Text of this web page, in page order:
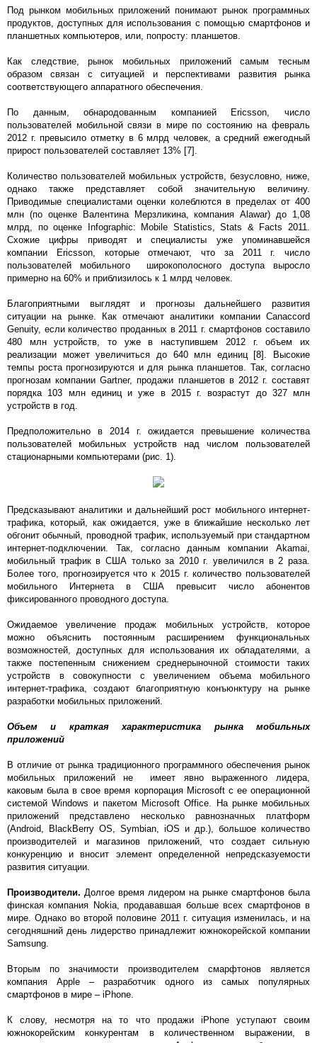
Под рынком мобильных приложений понимают рынок программных
продуктов, доступных для использования с помощью смартфонов и
планшетных компьютеров, или, попросту: планшетов.
Как следствие, рынок мобильных приложений самым тесным
образом связан с ситуацией и перспективами развития рынка
соответствующего аппаратного обеспечения.
По данным, обнародованным компанией Ericsson, число
пользователей мобильной связи в мире по состоянию на февраль
2012 г. превысило отметку в 6 млрд человек, а средний ежегодный
прирост пользователей составляет 13% [7].
Количество пользователей мобильных устройств, безусловно, ниже,
однако также представляет собой значительную величину.
Приводимые специалистами оценки колеблются в пределах от 400
млн (по оценке Валентина Мерзликина, компания Alawar) до 1,08
млрд, по оценке Infographic: Mobile Statistics, Stats & Facts 2011.
Схожие цифры приводят и специалисты уже упоминавшейся
компании Ericsson, которые отмечают, что за 2011 г. число
пользователей мобильного широкополосного доступа выросло
примерно на 60% и приблизилось к 1 млрд человек.
Благоприятными выглядят и прогнозы дальнейшего развития
ситуации на рынке. Как отмечают аналитики компании Canaccord
Genuity, если количество проданных в 2011 г. смартфонов составило
480 млн устройств, то уже в наступившем 2012 г. объем их
реализации может увеличиться до 640 млн единиц [8]. Высокие
темпы роста прогнозируются и для рынка планшетов. Так, согласно
прогнозам компании Gartner, продажи планшетов в 2012 г. составят
порядка 103 млн единиц и уже в 2015 г. возрастут до 327 млн
устройств в год.
Предположительно в 2014 г. ожидается превышение количества
пользователей мобильных устройств над числом пользователей
стационарными компьютерами (рис. 1).
Предсказывают аналитики и дальнейший рост мобильного интернет-
трафика, который, как ожидается, уже в ближайшие несколько лет
обгонит обычный, проводной трафик, используемый при стандартном
интернет-подключении. Так, согласно данным компании Akamai,
мобильный трафик в США только за 2010 г. увеличился в 2 раза.
Более того, прогнозируется что к 2015 г. количество пользователей
мобильного Интернета в США превысит число абонентов
фиксированного проводного доступа.
Ожидаемое увеличение продаж мобильных устройств, которое
можно объяснить постоянным расширением функциональных
возможностей, доступных для использования их обладателями, а
также постепенным снижением среднерыночной стоимости таких
устройств в совокупности с увеличением объема мобильного
интернет-трафика, создают благоприятную конъюнктуру на рынке
разработки мобильных приложений.
Объем и краткая характеристика рынка мобильных
приложений
В отличие от рынка традиционного программного обеспечения рынок
мобильных приложений не имеет явно выраженного лидера,
каковым была в свое время корпорация Microsoft с ее операционной
системой Windows и пакетом Microsoft Office. На рынке мобильных
приложений представлено несколько равнозначных платформ
(Android, BlackBerry OS, Symbian, iOS и др.), большое количество
производителей и магазинов приложений, что создает сильную
конкуренцию и вносит элемент определенной непредсказуемости
развития ситуации.
Производители. Долгое время лидером на рынке смартфонов была
финская компания Nokia, продававшая больше всех смартфонов в
мире. Однако во второй половине 2011 г. ситуация изменилась, и на
сегодняшний день лидерство принадлежит южнокорейской компании
Samsung.
Вторым по значимости производителем смарфтонов является
компания Apple – разработчик одного из самых популярных
смартфонов в мире – iPhone.
К слову, несмотря на то что продажи iPhone уступают своим
южнокорейским конкурентам в количественном выражении, в